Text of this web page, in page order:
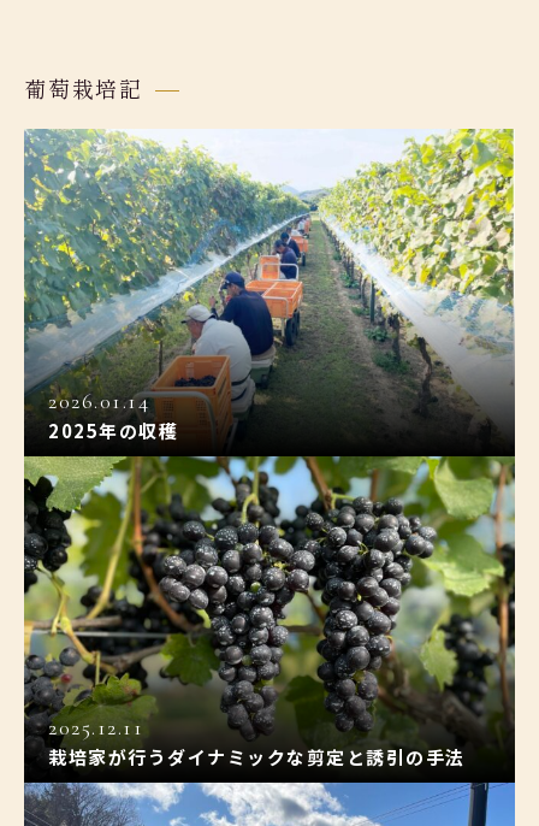
葡萄栽培記
2026.01.14
2025年の収穫
2025.12.11
栽培家が行うダイナミックな剪定と誘引の手法